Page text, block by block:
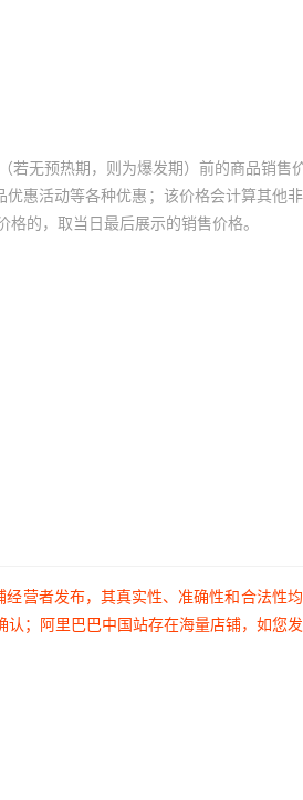
若无预热期，则为爆发期）前的商品销售
惠活动等各种优惠；该价格会计算其他
的，取当日最后展示的销售价格。
营者发布，其真实性、准确性和合法性
；阿里巴巴中国站存在海量店铺，如您